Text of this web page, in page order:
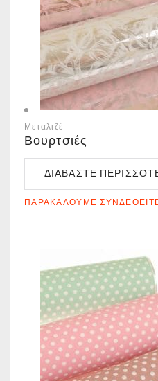
Μεταλιζέ
Βουρτσιές
ΔΙΑΒΆΣΤΕ
ΠΑΡΑΚΑΛΟΎΜΕ ΣΥΝΔΕΘΕΊΤΕ